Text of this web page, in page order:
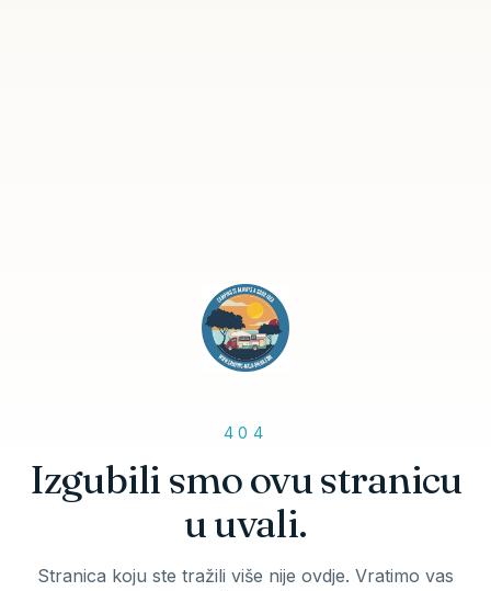
404
Izgubili smo ovu stranicu
u uvali.
Stranica koju ste tražili više nije ovdje. Vratimo vas